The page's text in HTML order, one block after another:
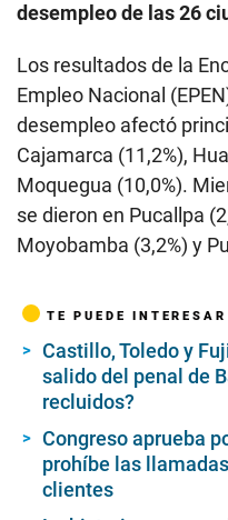
desempleo de las 26
Los resultados de la
Empleo Nacional
desempleo afectó
Cajamarca (11,2%),
Moquegua (10,0%).
se dieron en Pucallpa
Moyobamba (3,2%) y
TE PUEDE INTERESAR
Castillo, Toledo y
salido del penal de
recluidos?
Congreso aprueba
prohíbe las
clientes